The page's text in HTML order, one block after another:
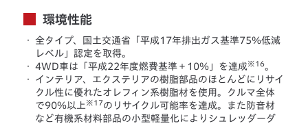
環境性能
・
全タイプ、国土交通省「平成17年排出ガス基準75％低減
レベル」認定を取得。
・
4WD車は「平成22年度燃費基準＋10％」を達成※16。
・
インテリア、エクステリアの樹脂部品のほとんどにリサイ
クル性に優れたオレフィン系樹脂材を使用。クルマ全体
で90％以上 ※17のリサイクル可能率を達成。また防音材
など有機系材料部品の小型軽量化によりシュレッダーダ